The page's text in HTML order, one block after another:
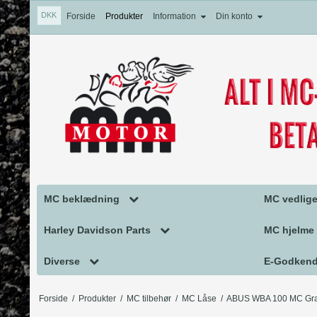
DKK Forside Produkter Information Din konto
MC beklædning
MC Handsker
Motorcykel Støvler
MC hjelmhuer/halsvarmere
MC
MC
BLUE-
Harley Davidson Parts
Falcon udstødning
MC hjelme
MC Hjelm
Diverse E-
Forside / Produkter / MC tilbehør / MC Låse / ABUS WBA 100 MC